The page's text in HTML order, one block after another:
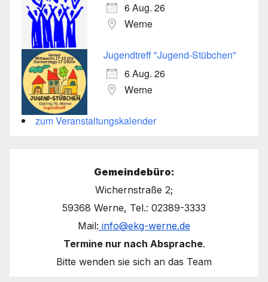
6 Aug. 26
Werne
Jugendtreff "Jugend-Stübchen"
6 Aug. 26
Werne
zum Veranstaltungskalender
Gemeindebüro:
Wichernstraße 2;
59368 Werne, Tel.: 02389-3333
Mail: info@ekg-werne.de
Termine nur nach Absprache.
Bitte wenden sie sich an das Team